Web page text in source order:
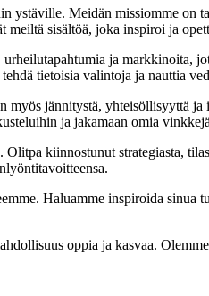
Meidän missiomme on
meiltä sisältöä, joka inspiroi ja
ja markkinoita,
tietoisia valintoja ja nauttia
myös jännitystä, yhteisöllisyyttä
ja jakamaan omia
kiinnostunut strategiasta,
Haluamme inspiroida
oppia ja kasvaa.